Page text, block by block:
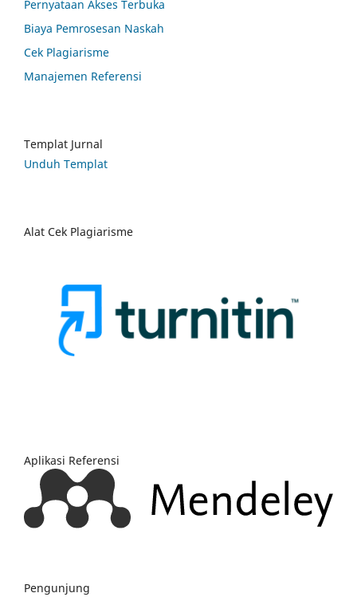
Pernyataan Akses Terbuka
Biaya Pemrosesan Naskah
Cek Plagiarisme
Manajemen Referensi
Templat Jurnal
Unduh Templat
Alat Cek Plagiarisme
Aplikasi Referensi
Pengunjung